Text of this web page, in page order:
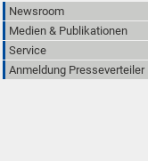
Newsroom
Medien & Publikationen
Service
Anmeldung Presseverteiler